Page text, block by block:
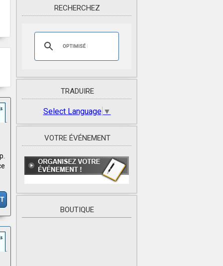
RECHERCHEZ
TRADUIRE
Select Language ▼
VOTRE ÉVÉNEMENT
BOUTIQUE